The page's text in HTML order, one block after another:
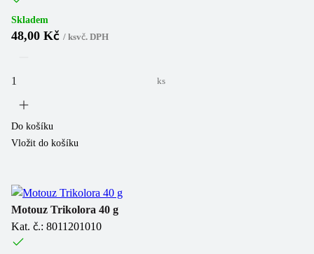
Skladem
48,00 Kč / ksvč. DPH
ks
Do košíku
Vložit do košíku
Motouz Trikolora 40 g
Kat. č.: 8011201010